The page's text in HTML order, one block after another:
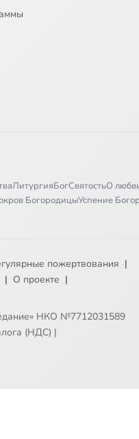
ЛитургияБогСвятостьО
БогородицыУспение
пожертвования |
| О проекте |
НКО №7712031589
(НДС) |